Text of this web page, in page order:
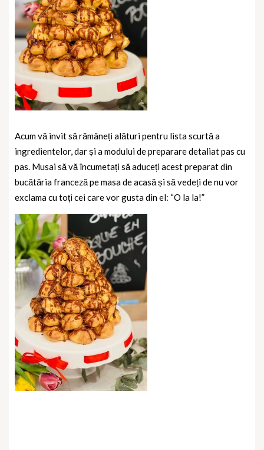
Acum vă invit să rămâneți alături pentru lista scurtă a
ingredientelor, dar și a modului de preparare detaliat pas cu
pas. Musai să vă încumetați să aduceți acest preparat din
bucătăria franceză pe masa de acasă și să vedeți de nu vor
exclama cu toți cei care vor gusta din el: “O la la!”